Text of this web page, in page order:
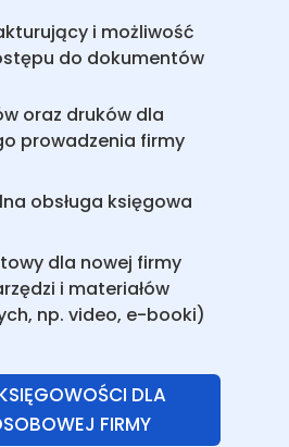
obsługa księgowa
oraz druków dla
prowadzenia firmy
i możliwość
do dokumentów
dla nowej firmy
i materiałów
np. video, e-booki)
DLA
FIRMY